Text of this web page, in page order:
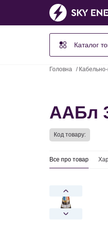
Каталог
Головна / Кабельно-
ААБл
Код товару:
Все про товар